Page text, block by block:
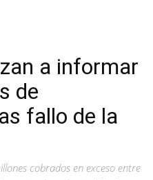
a informar
de
fallo de la
cobrados en exceso entre